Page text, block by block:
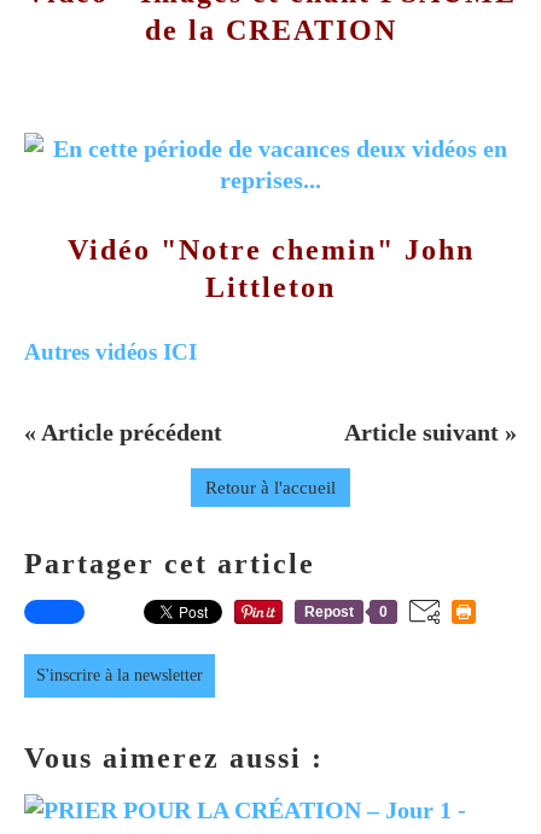
de la CREATION
Vidéo "Notre chemin" John
Littleton
Autres vidéos ICI
« Article précédent Article suivant »
Retour à l'accueil
Partager cet article
Repost 0
S'inscrire à la newsletter
Vous aimerez aussi :